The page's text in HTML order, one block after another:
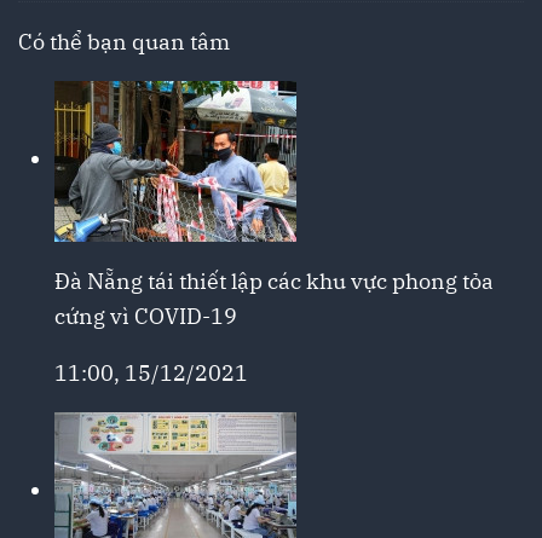
Có thể bạn quan tâm
Đà Nẵng tái thiết lập các khu vực phong tỏa
cứng vì COVID-19
11:00, 15/12/2021